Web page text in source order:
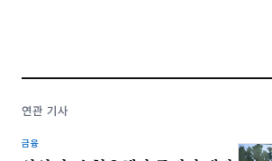
연관 기사
금융